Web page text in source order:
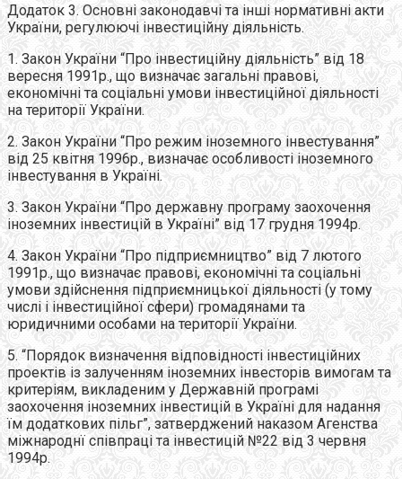
Додаток 3. Основні законодавчі та інші нормативні акти
України, регулюючі інвестиційну діяльність.
1. Закон України “Про інвестиційну діяльність” від 18
вересня 1991р., що визначає загальні правові,
економічні та соціальні умови інвестиційної діяльності
на території України.
2. Закон України “Про режим іноземного інвестування”
від 25 квітня 1996р., визначає особливості іноземного
інвестування в Україні.
3. Закон України “Про державну програму заохочення
іноземних інвестицій в Україні” від 17 грудня 1994р.
4. Закон України “Про підприємництво” від 7 лютого
1991р., що визначає правові, економічні та соціальні
умови здійснення підприємницької діяльності (у тому
числі і інвестиційної сфери) громадянами та
юридичними особами на території України.
5. “Порядок визначення відповідності інвестиційних
проектів із залученням іноземних інвесторів вимогам та
критеріям, викладеним у Державній програмі
заохочення іноземних інвестицій в Україні для надання
їм додаткових пільг”, затверджений наказом Агенства
міжнароднї співпраці та інвестицій №22 від 3 червня
1994р.